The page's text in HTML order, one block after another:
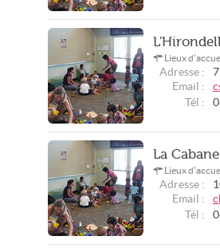
Lieux
Adresse :
Email :
Tél :
La Cabane
Lieux
Adresse :
Email :
Tél :